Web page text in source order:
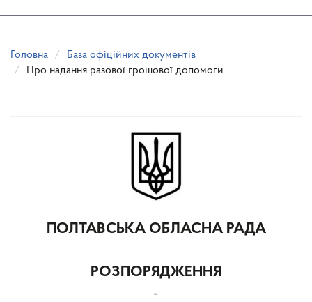
Головна
База офіційних документів
Про надання разової грошової допомоги
ПОЛТАВСЬКА ОБЛАСНА РАДА
РОЗПОРЯДЖЕННЯ
-